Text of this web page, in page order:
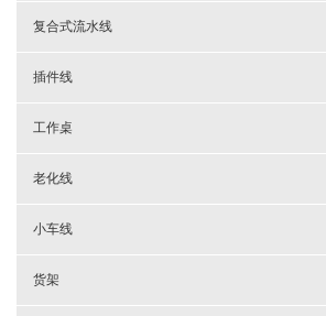
复合式流水线
插件线
工作桌
老化线
小车线
货架